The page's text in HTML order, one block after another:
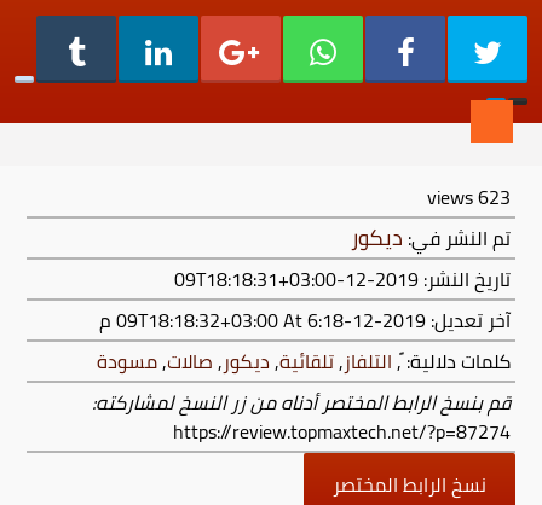
623
views
تم النشر في: ديكور
تاريخ النشر: 2019-12-09T18:18:31+03:00
آخر تعديل:2019-12-09T18:18:32+03:00
At 6:18 م
كلمات دلالية:,التلفاز,تلقائية,ديكور,صالات,مسودة
قم بنسخ الرابط المختصر أدناه من زر النسخ لمشاركته:
https://review.topmaxtech.net/?p=87274
نسخ الرابط المختصر